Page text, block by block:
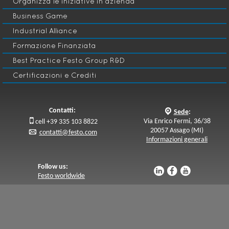
Business Game
Industrial Alliance
Formazione Finanziata
Best Practice Festo Group R&D
Certificazioni e Crediti
Contatti:
 cell +39 335 103 8822
p contatti@festo.com
q Sede:
Via Enrico Fermi, 36/38
20057 Assago (MI)
Informazioni generali
Follow us: u s v
Festo worldwide